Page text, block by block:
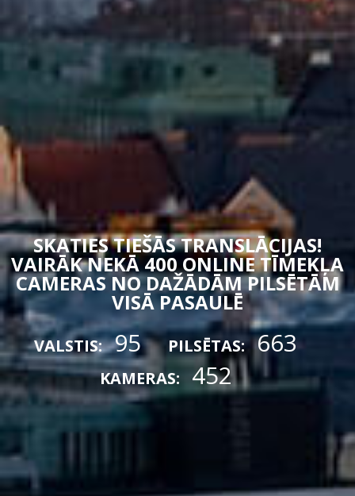
SKATIES TIEŠĀS TRANSLĀCIJAS!
VAIRĀK NEKĀ 400 ONLINE TĪMEKĻA
CAMERAS NO DAŽĀDĀM PILSĒTĀM
VISĀ PASAULĒ
VALSTIS: 95 PILSĒTAS: 663
KAMERAS: 452